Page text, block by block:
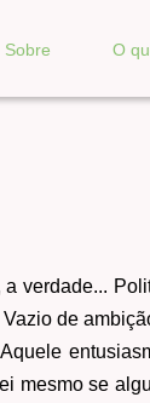
Sobre O
verdade...
de
mesmo se